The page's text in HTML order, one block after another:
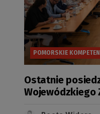
POMORSKIE
Ostatnie
Wojewódzkiego